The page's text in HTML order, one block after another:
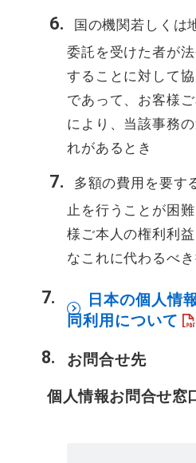
国の機関若しくは
委託を受けた者が
することに対して
であって、お客様
により、当該事務
れがあるとき
多額の費用を要す
止を行うことが困
様ご本人の権利利
なこれに代わるべ
日本の個人情
同利用について
お問合せ先
個人情報お問合せ窓